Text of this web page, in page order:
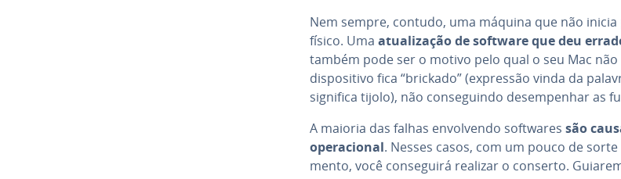
Nem sempre, contudo, uma máquina que não
físico. Uma atu­a­li­za­ção de software que deu
também pode ser o motivo pelo qual o seu Mac não
dis­po­si­tivo fica “brickado” (expressão vinda da
significa tijolo), não con­se­guindo de­sem­pe­nhar as
A maioria das falhas en­vol­vendo softwares são
ope­ra­ci­o­nal. Nesses casos, com um pouco de
mento, você con­se­guirá realizar o conserto.